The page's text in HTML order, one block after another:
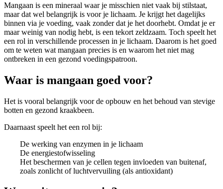
Mangaan is een mineraal waar je misschien niet vaak bij stilstaat,
maar dat wel belangrijk is voor je lichaam. Je krijgt het dagelijks
binnen via je voeding, vaak zonder dat je het doorhebt. Omdat je er
maar weinig van nodig hebt, is een tekort zeldzaam. Toch speelt het
een rol in verschillende processen in je lichaam. Daarom is het goed
om te weten wat mangaan precies is en waarom het niet mag
ontbreken in een gezond voedingspatroon.
Waar is mangaan goed voor?
Het is vooral belangrijk voor de opbouw en het behoud van stevige
botten en gezond kraakbeen.
Daarnaast speelt het een rol bij:
De werking van enzymen in je lichaam
De energiestofwisseling
Het beschermen van je cellen tegen invloeden van buitenaf,
zoals zonlicht of luchtvervuiling (als antioxidant)